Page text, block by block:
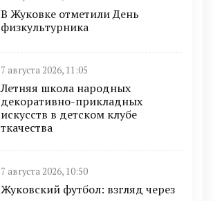
В Жуковке отметили День
физкультурника
7 августа 2026, 11:05
Летняя школа народных
декоративно-прикладных
искусств в детском клубе
ткачества
7 августа 2026, 10:50
Жуковский футбол: взгляд через